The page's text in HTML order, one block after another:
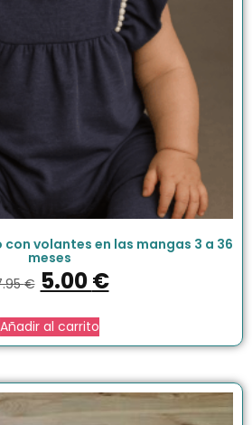
volantes en las mangas 3 a 36
meses
€ 5.00€
Añadir al carrito